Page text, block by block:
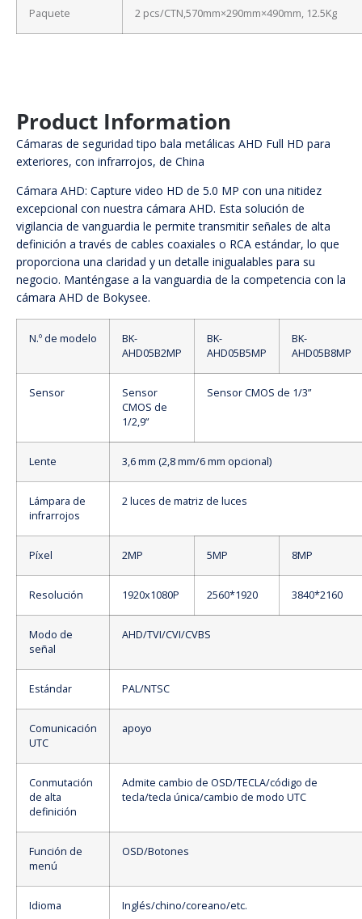
Paquete 2 pcs/CTN,570mm×290mm×490mm, 12.5Kg
Product Information
Cámaras de seguridad tipo bala metálicas AHD Full HD para
exteriores, con infrarrojos, de China
Cámara AHD: Capture video HD de 5.0 MP con una nitidez
excepcional con nuestra cámara AHD. Esta solución de
vigilancia de vanguardia le permite transmitir señales de alta
definición a través de cables coaxiales o RCA estándar, lo que
proporciona una claridad y un detalle inigualables para su
negocio. Manténgase a la vanguardia de la competencia con la
cámara AHD de Bokysee.
N.º de modelo
BK-
AHD05B2MP
BK-
AHD05B5MP
BK-
AHD05B8MP
Sensor
Sensor
CMOS de
1/2,9”
Sensor CMOS de 1/3”
Lente 3,6 mm (2,8 mm/6 mm opcional)
Lámpara de
infrarrojos
2 luces de matriz de luces
Píxel 2MP 5MP 8MP
Resolución 1920x1080P 2560*1920 3840*2160
Modo de
señal
AHD/TVI/CVI/CVBS
Estándar PAL/NTSC
Comunicación
UTC
apoyo
Conmutación
de alta
definición
Admite cambio de OSD/TECLA/código de
tecla/tecla única/cambio de modo UTC
Función de
menú
OSD/Botones
Idioma Inglés/chino/coreano/etc.